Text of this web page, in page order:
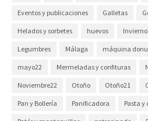
Eventos y publicaciones Galletas
Helados y sorbetes huevos
Legumbres Málaga máquina
mayo22 Mermeladas y confituras
Noviembre22 Otoño Otoño21
Pan y Bollería Panificadora Pasta y